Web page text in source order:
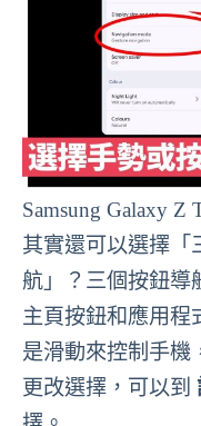
Samsung Galaxy Z
其實還可以選擇「
航」？三個按鈕導
主頁按鈕和應用程
是滑動來控制手機
更改選擇，可以到